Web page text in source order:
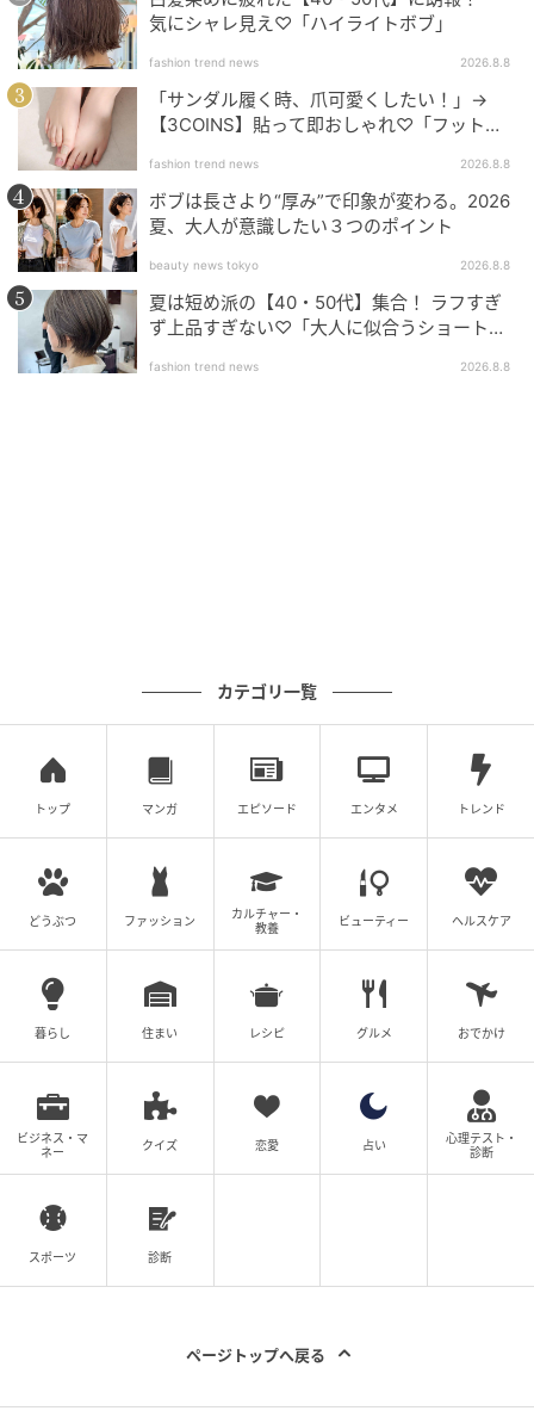
画像：PR TIMES
微粒子パウダーが肌に溶け込み（※）、毛穴をカバ
ー。皮脂のテカリを抑えてワンランク上のフィルター
肌へ導きます。
※角質層まで ※店頭販売のみ
毛穴をカバー（※）しながら、血色感をふんわり加え
てくれるチーク。つけ心地は軽く、重ねてもよれにく
※メイクアップ効果による
【バイヤーオススメ ネクストアイテム】ビー
アイドル ほっぺ達人ブラシ（1,540円）
気にシャレ見え♡「ハイライトボブ」
fashion trend news 2026.8.8
「サンダル履く時、爪可愛くしたい！」→
【3COINS】貼って即おしゃれ♡「フット用
fashion trend news 2026.8.8
ボブは長さより“厚み”で印象が変わる。2026
夏、大人が意識したい３つのポイント
beauty news tokyo 2026.8.8
夏は短め派の【40・50代】集合！ ラフすぎ
ず上品すぎない♡「大人に似合うショートボ
fashion trend news 2026.8.8
カテゴリ一覧
トップ マンガ エピソード エンタメ トレンド
どうぶつ ファッション
カルチャー・
教養
ビューティー ヘルスケア
暮らし 住まい レシピ グルメ おでかけ
ビジネス・マ
ネー
クイズ 恋愛 占い
心理テスト・
診断
スポーツ 診断
ページトップへ戻る